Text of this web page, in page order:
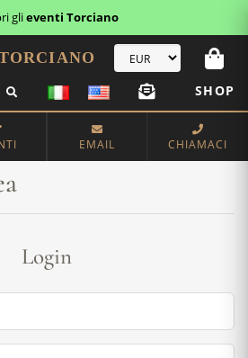
glieventi Torciano
SHOP
EMAIL CHIAMACI
Login